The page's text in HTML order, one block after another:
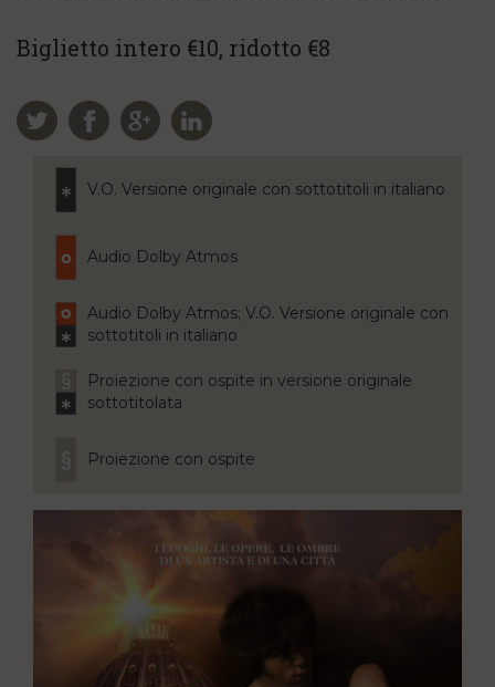
Biglietto intero €10, ridotto €8
V.O. Versione originale con sottotitoli in italiano
Audio Dolby Atmos
Audio Dolby Atmos; V.O. Versione originale con
sottotitoli in italiano
Proiezione con ospite in versione originale
sottotitolata
Proiezione con ospite